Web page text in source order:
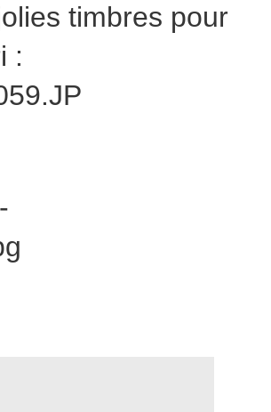
timbres pour
: